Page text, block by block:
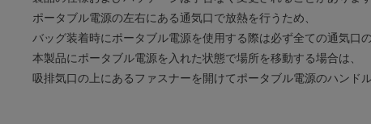
ポータブル電源の左右にある通気口で放熱を行うため、
バッグ装着時にポータブル電源を使用する際は必ず全ての通気口
本製品にポータブル電源を入れた状態で場所を移動する場合は、
吸排気口の上にあるファスナーを開けてポータブル電源のハンド